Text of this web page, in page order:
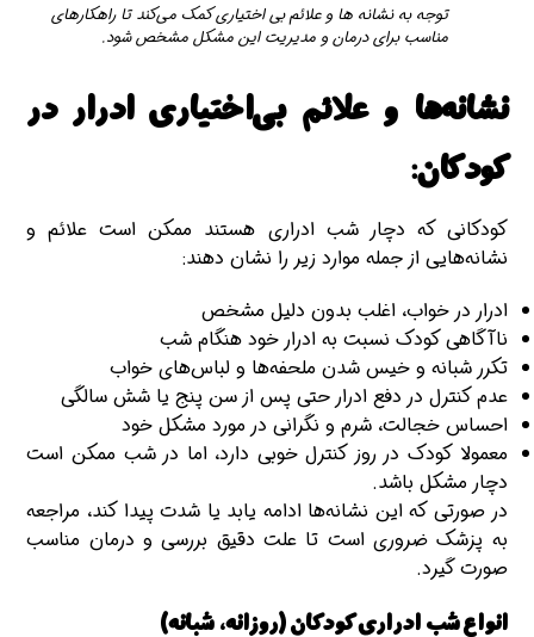
توجه به نشانه ها و علائم بی اختیاری کمک می‌کند تا راهکارهای
مناسب برای درمان و مدیریت این مشکل مشخص شود.
نشانه‌ها و علائم بی‌اختیاری ادرار در
کودکان:
کودکانی که دچار شب ادراری هستند ممکن است علائم و
نشانه‌هایی از جمله موارد زیر را نشان دهند:
ادرار در خواب، اغلب بدون دلیل مشخص
ناآگاهی کودک نسبت به ادرار خود هنگام شب
تکرر شبانه و خیس شدن ملحفه‌ها و لباس‌های خواب
عدم کنترل در دفع ادرار حتی پس از سن پنج یا شش سالگی
احساس خجالت، شرم و نگرانی در مورد مشکل خود
معمولا کودک در روز کنترل خوبی دارد، اما در شب ممکن است
دچار مشکل باشد.
در صورتی که این نشانه‌ها ادامه یابد یا شدت پیدا کند، مراجعه
به پزشک ضروری است تا علت دقیق بررسی و درمان مناسب
صورت گیرد.
انواع شب ادراری کودکان (روزانه، شبانه)